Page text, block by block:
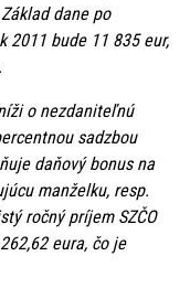
dane po
2011 bude 11 835 eur,
o nezdaniteľnú
sadzbou
daňový bonus na
manželku, resp.
ročný príjem SZČO
eura, čo je